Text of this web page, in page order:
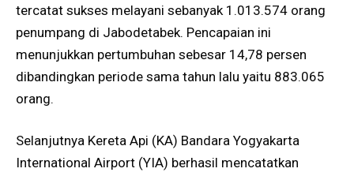
tercatat sukses melayani sebanyak 1.013.574 orang
penumpang di Jabodetabek. Pencapaian ini
menunjukkan pertumbuhan sebesar 14,78 persen
dibandingkan periode sama tahun lalu yaitu 883.065
orang.
Selanjutnya Kereta Api (KA) Bandara Yogyakarta
International Airport (YIA) berhasil mencatatkan